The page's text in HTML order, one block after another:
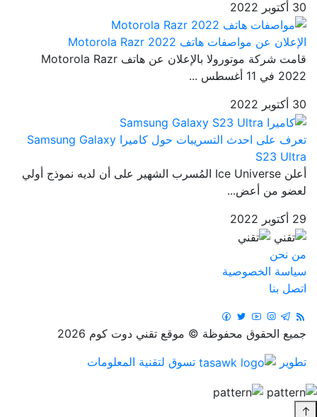
30 أكتوبر 2022
الإعلان عن مواصفات هاتف Motorola Razr 2022
قامت شركة موتورولا بالإعلان عن هاتف Motorola Razr
2022 في 11 أغسطس ...
30 أكتوبر 2022
تعرف على احدث التسريبات حول كاميرا Samsung Galaxy
S23 Ultra
أعلن Ice Universe المُسرب الشهير على أن لديه نموذج أولي
لعضو من أعض...
29 أكتوبر 2022
من نحن
سياسة الخصوصية
اتصل بنا
جميع الحقوق محفوظة © موقع تقني دوت كوم 2026
تطوير
تسوق لتقنية المعلومات